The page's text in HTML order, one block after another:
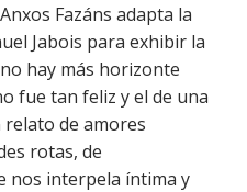
Fazáns adapta la
Jabois para exhibir la
hay más horizonte
fue tan feliz y el de una
relato de amores
rotas, de
nos interpela íntima y